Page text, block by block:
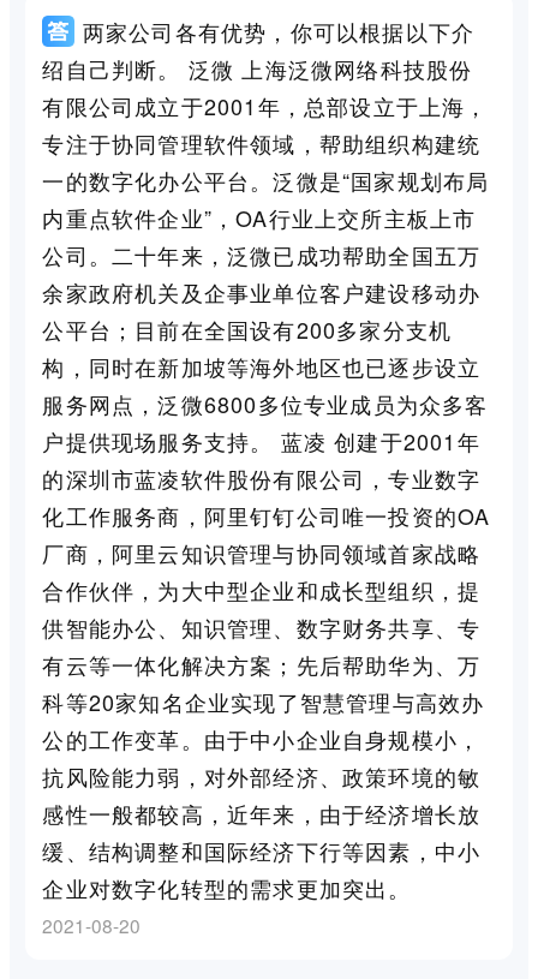
两家公司各有优势，你可以根据以下介
绍自己判断。 泛微 上海泛微网络科技股份
有限公司成立于2001年，总部设立于上海，
专注于协同管理软件领域，帮助组织构建统
一的数字化办公平台。泛微是“国家规划布局
内重点软件企业”，OA行业上交所主板上市
公司。二十年来，泛微已成功帮助全国五万
余家政府机关及企事业单位客户建设移动办
公平台；目前在全国设有200多家分支机
构，同时在新加坡等海外地区也已逐步设立
服务网点，泛微6800多位专业成员为众多客
户提供现场服务支持。 蓝凌 创建于2001年
的深圳市蓝凌软件股份有限公司，专业数字
化工作服务商，阿里钉钉公司唯一投资的OA
厂商，阿里云知识管理与协同领域首家战略
合作伙伴，为大中型企业和成长型组织，提
供智能办公、知识管理、数字财务共享、专
有云等一体化解决方案；先后帮助华为、万
科等20家知名企业实现了智慧管理与高效办
公的工作变革。由于中小企业自身规模小，
抗风险能力弱，对外部经济、政策环境的敏
感性一般都较高，近年来，由于经济增长放
缓、结构调整和国际经济下行等因素，中小
企业对数字化转型的需求更加突出。
2021-08-20